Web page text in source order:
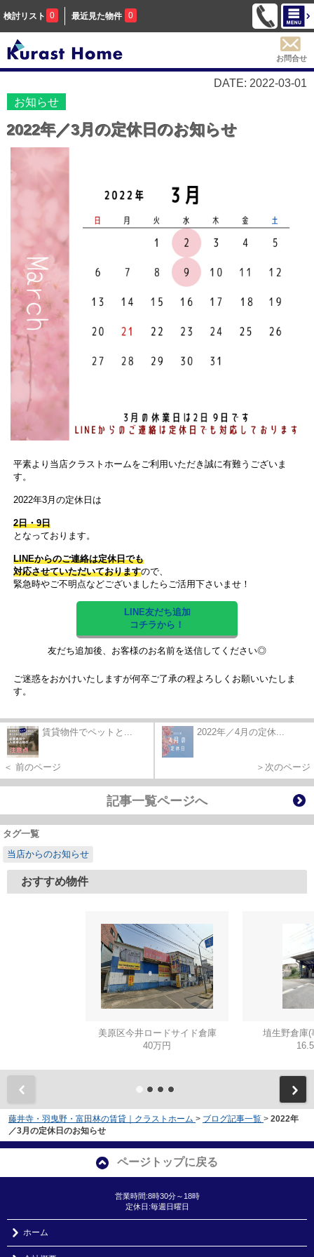
検討リスト 0 最近見た物件 0
お問合せ
DATE: 2022-03-01
お知らせ
2022年／3月の定休日のお知らせ
平素より当店クラストホームをご利用いただき誠に有難うございま
す。
2022年3月の定休日は
2日・9日
となっております。
LINEからのご連絡は定休日でも
対応させていただいておりますので、
緊急時やご不明点などございましたらご活用下さいませ！
LINE友だち追加
コチラから！
友だち追加後、お客様のお名前を送信してください◎
ご迷惑をおかけいたしますが何卒ご了承の程よろしくお願いいたしま
す。
賃貸物件でペットと...
＜ 前のページ
2022年／4月の定休...
＞次のページ
記事一覧ページへ
タグ一覧
当店からのお知らせ
おすすめ物件
美原区今井ロードサイド倉庫
40万円
埴生野倉庫(
藤井寺・羽曳野・富田林の賃貸｜クラストホーム > ブログ記事一覧 > 2022年
／3月の定休日のお知らせ
ページトップに戻る
営業時間:8時30分～18時
定休日:毎週日曜日
ホーム